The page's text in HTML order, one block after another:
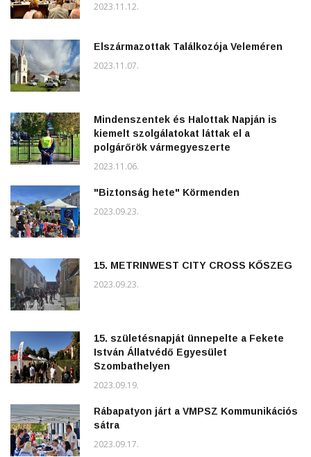
2023.11.12.
Elszármazottak Találkozója Veleméren
2023.11.07.
Mindenszentek és Halottak Napján is
kiemelt szolgálatokat láttak el a
polgárőrök vármegyeszerte
2023.11.06.
"Biztonság hete" Körmenden
2023.09.23.
15. METRINWEST CITY CROSS KŐSZEG
2023.09.23.
15. születésnapját ünnepelte a Fekete
István Állatvédő Egyesület
Szombathelyen
2023.09.19.
Rábapatyon járt a VMPSZ Kommunikációs
sátra
2023.09.17.